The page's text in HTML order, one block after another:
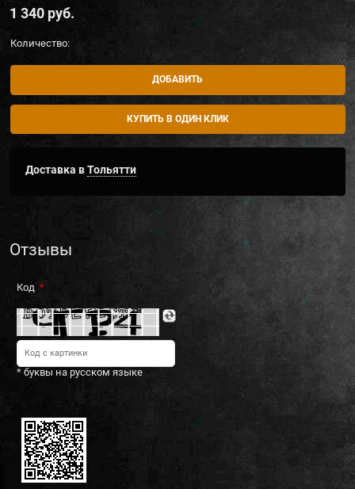
1 340 руб.
Количество:
ДОБАВИТЬ
КУПИТЬ В ОДИН КЛИК
Доставка вТольятти
Отзывы
Код
* буквы на русском языке